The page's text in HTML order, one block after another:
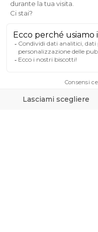
A PROPOSITO DI
AIUTO & CONTATTO